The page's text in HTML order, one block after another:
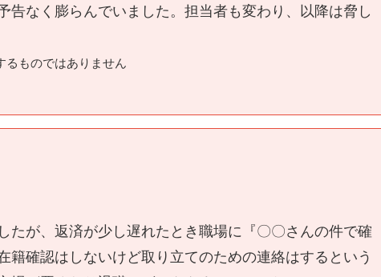
告なく膨らんでいました。担当者も変わり、以降は脅し
ものではありません
たが、返済が少し遅れたとき職場に『〇〇さんの件で確
籍確認はしないけど取り立てのための連絡はするという